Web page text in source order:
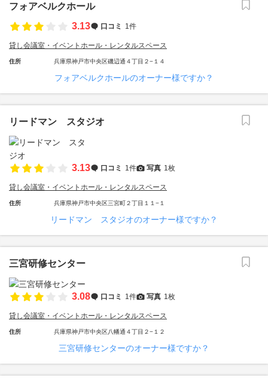
フォアベルクホール
3.13
口コミ 1件
貸し会議室・イベントホール・レンタルスペース
住所 兵庫県神戸市中央区磯辺通４丁目２−１４
フォアベルクホールのオーナー様ですか？
リードマン スタジオ
3.13 口コミ 1件 写真 1枚
貸し会議室・イベントホール・レンタルスペース
住所 兵庫県神戸市中央区三宮町２丁目１１−１
リードマン スタジオのオーナー様ですか？
三宮研修センター
3.08 口コミ 1件 写真 1枚
貸し会議室・イベントホール・レンタルスペース
住所 兵庫県神戸市中央区八幡通４丁目２−１２
三宮研修センターのオーナー様ですか？